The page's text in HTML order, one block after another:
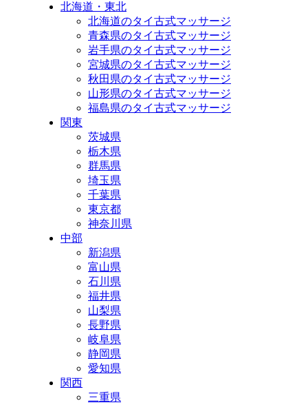
北海道・東北
北海道のタイ古式マッサージ
青森県のタイ古式マッサージ
岩手県のタイ古式マッサージ
宮城県のタイ古式マッサージ
秋田県のタイ古式マッサージ
山形県のタイ古式マッサージ
福島県のタイ古式マッサージ
関東
茨城県
栃木県
群馬県
埼玉県
千葉県
東京都
神奈川県
中部
新潟県
富山県
石川県
福井県
山梨県
長野県
岐阜県
静岡県
愛知県
関西
三重県